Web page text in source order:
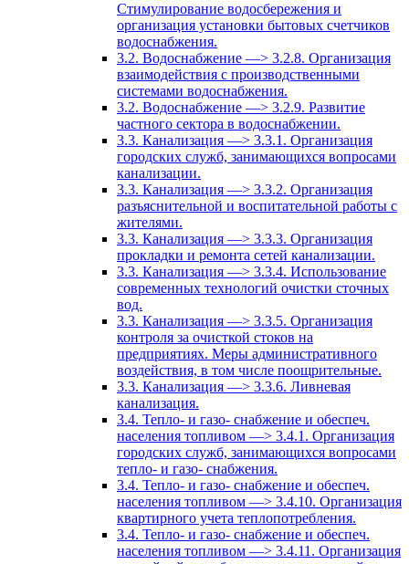
Стимулирование водосбережения и
организация установки бытовых счетчиков
водоснабжения.
3.2. Водоснабжение —> 3.2.8. Организация
взаимодействия с производственными
системами водоснабжения.
3.2. Водоснабжение —> 3.2.9. Развитие
частного сектора в водоснабжении.
3.3. Канализация —> 3.3.1. Организация
городских служб, занимающихся вопросами
канализации.
3.3. Канализация —> 3.3.2. Организация
разъяснительной и воспитательной работы с
жителями.
3.3. Канализация —> 3.3.3. Организация
прокладки и ремонта сетей канализации.
3.3. Канализация —> 3.3.4. Использование
современных технологий очистки сточных
вод.
3.3. Канализация —> 3.3.5. Организация
контроля за очисткой стоков на
предприятиях. Меры административного
воздействия, в том числе поощрительные.
3.3. Канализация —> 3.3.6. Ливневая
канализация.
3.4. Тепло- и газо- снабжение и обеспеч.
населения топливом —> 3.4.1. Организация
городских служб, занимающихся вопросами
тепло- и газо- снабжения.
3.4. Тепло- и газо- снабжение и обеспеч.
населения топливом —> 3.4.10. Организация
квартирного учета теплопотребления.
3.4. Тепло- и газо- снабжение и обеспеч.
населения топливом —> 3.4.11. Организация